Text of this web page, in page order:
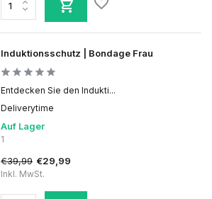
Induktionsschutz | Bondage Frau
Entdecken Sie den Indukti...
Deliverytime
Auf Lager
1
€39,99 €29,99
Inkl. MwSt.